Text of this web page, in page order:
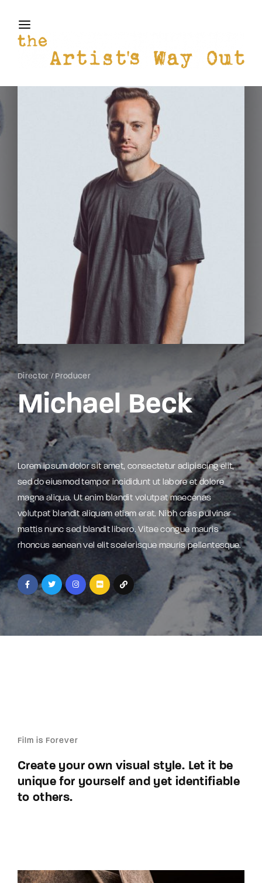
Director Producer
Michael Beck
Lorem ipsum dolor sit amet, consectetur adipiscing elit,
sed do eiusmod tempor incididunt ut labore et dolore
magna aliqua. Ut enim blandit volutpat maecenas
volutpat blandit aliquam etiam erat. Nibh cras pulvinar
mattis nunc sed blandit libero. Vitae congue mauris
rhoncus aenean vel elit scelerisque mauris pellentesque.
Film is Forever
Create your own visual style. Let it be
unique for yourself and yet identifiable
to others.
Press Enter / Return to begin your search or hit
ESC to close
Username or Email Address
SIGN IN
Remember Me
Lost Your Password?
By signing in, you agree to
our terms and
conditions
and our privacy policy.